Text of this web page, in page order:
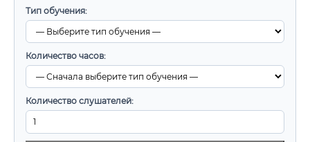
Тип обучения:
Количество часов:
Количество слушателей: